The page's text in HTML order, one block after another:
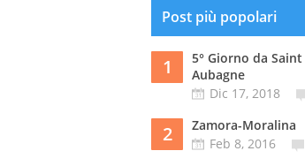
Post più popolari
1
5° Giorno da
Aubagne
Dic 17, 2018
2
Zamora-Moralina
Feb 8, 2016